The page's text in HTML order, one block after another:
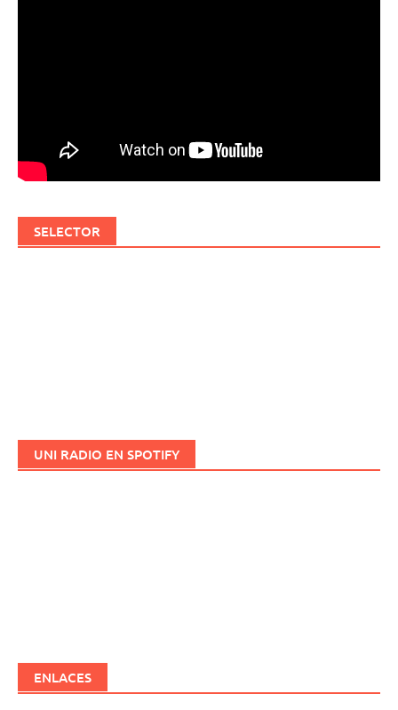
SELECTOR
UNI RADIO EN SPOTIFY
ENLACES